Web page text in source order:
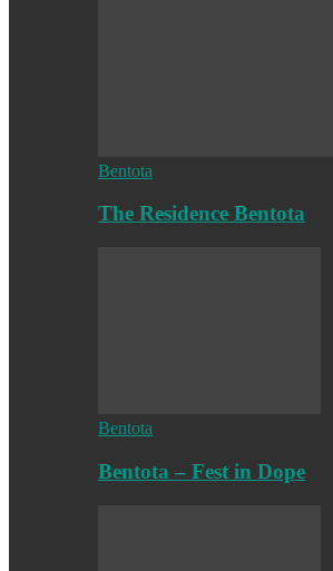
Bentota
The Residence Bentota
Bentota
Bentota – Fest in Dope